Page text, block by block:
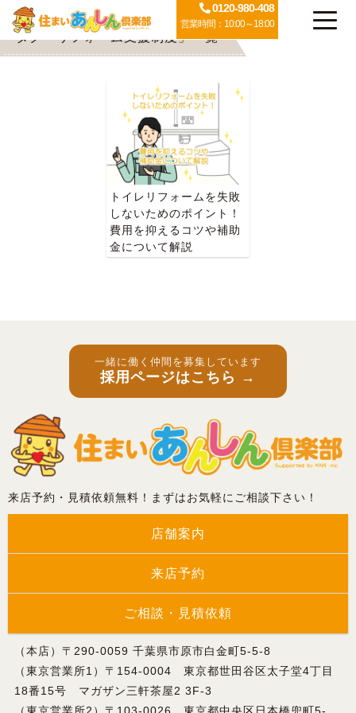
0120-980-408
営業時間：10:00～18:00
タグ「リフォーム支援制度」一覧
トイレリフォームを失敗
しないためのポイント！
費用を抑えるコツや補助
金について解説
一緒に働く仲間を募集しています
採用ページはこちら →
来店予約・見積依頼無料！まずはお気軽にご相談下さい！
店舗案内
来店予約
ご相談・見積依頼
（本店）〒290-0059 千葉県市原市白金町5-5-8
（東京営業所1）〒154-0004 東京都世田谷区太子堂4丁目
18番15号 マガザン三軒茶屋2 3F-3
（東京営業所2）〒103-0026 東京都中央区日本橋兜町5-